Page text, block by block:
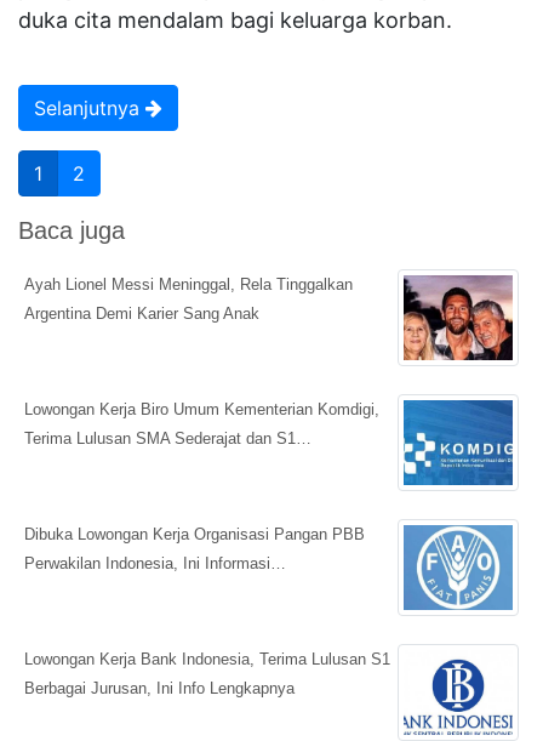
duka cita mendalam bagi keluarga korban.
Selanjutnya
1 2
Baca juga
Ayah Lionel Messi Meninggal, Rela Tinggalkan
Argentina Demi Karier Sang Anak
Lowongan Kerja Biro Umum Kementerian Komdigi,
Terima Lulusan SMA Sederajat dan S1…
Dibuka Lowongan Kerja Organisasi Pangan PBB
Perwakilan Indonesia, Ini Informasi…
Lowongan Kerja Bank Indonesia, Terima Lulusan S1
Berbagai Jurusan, Ini Info Lengkapnya